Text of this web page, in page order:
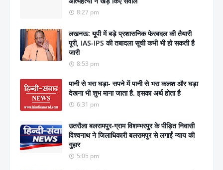
8:27 pm
लखनऊ: यूपी में बड़े प्रशासनिक फेरबदल की तैयारी
पूरी, IAS-IPS की तबादला सूची कभी भी हो सकती है
जारी
8:53 pm
पानी से भरा घड़ा- सपने में पानी से भरा कलश और घड़ा
देखना भी शुभ माना जाता है. इसका अर्थ होता है
6:31 pm
उतरौला बलरामपुर-ग्राम विशम्भरपुर के पीड़ित निवासी
विश्वनाथ ने जिलाधिकारी बलरामपुर से लगाईं न्याय की
गुहार
5:05 pm